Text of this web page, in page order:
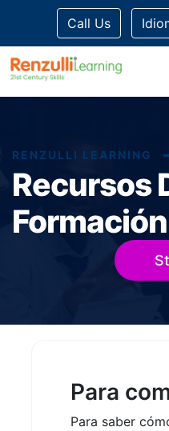
Call Us
RENZULLI LEARNING
Recursos
Formación
Para
Para saber